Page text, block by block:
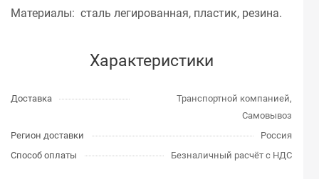
Материалы: сталь легированная, пластик, резина.
Характеристики
Доставка
Транспортной компанией,
Самовывоз
Регион доставки
Россия
Способ оплаты
Безналичный расчёт с НДС